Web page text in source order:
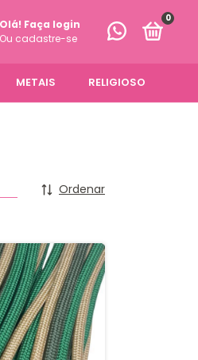
Olá! Faça login
Ou cadastre-se
0
METAIS RELIGIOSO
Ordenar